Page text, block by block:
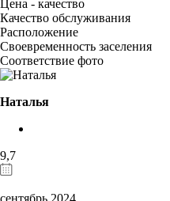
Цена - качество
Качество обслуживания
Расположение
Своевременность заселения
Соответствие фото
Наталья
9,7
сентябрь 2024